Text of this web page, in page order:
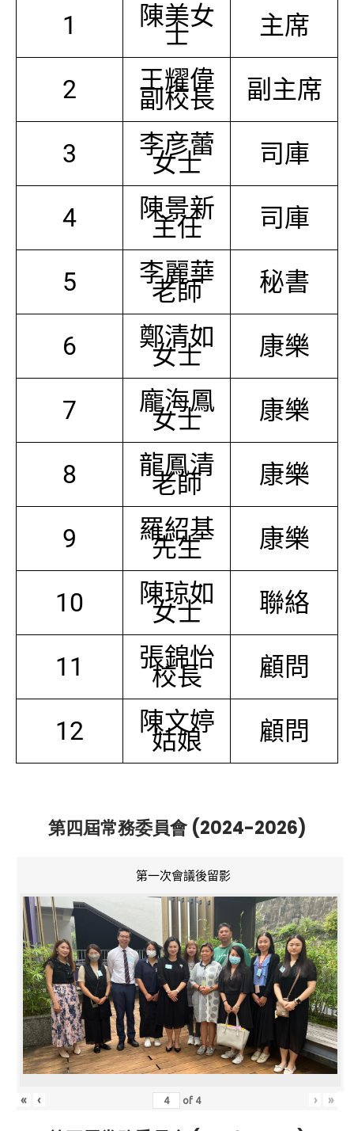
1
陳美女
士 主席
2 王耀偉
副校長 副主席
3 李彦蕾
女士 司庫
4 陳景新
主任 司庫
5 李麗華
老師 秘書
6 鄭清如
女士 康樂
7 龐海鳳
女士 康樂
8 龍鳳清
老師 康樂
9 羅紹基
先生 康樂
10 陳琼如
女士 聯絡
11 張錦怡
校長 顧問
12 陳文婷
姑娘 顧問
第四屆常務委員會 (2024-2026)
第一次會議後留影
« ‹ of 4 › »